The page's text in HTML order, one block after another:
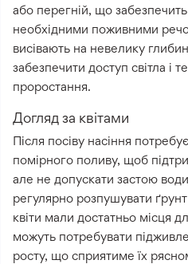
або перегній, що
необхідними поживними
висівають на невелику
забезпечити доступ світла і
проростання.
Догляд за квітами
Після посіву насіння
помірного поливу, щоб
але не допускати застою
регулярно розпушувати
квіти мали достатньо місця
можуть потребувати
росту, що сприятиме їх